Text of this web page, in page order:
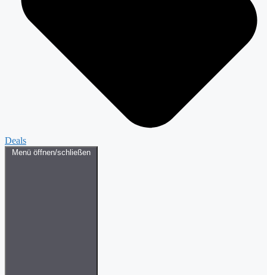
Deals
Menü öffnen/schließen